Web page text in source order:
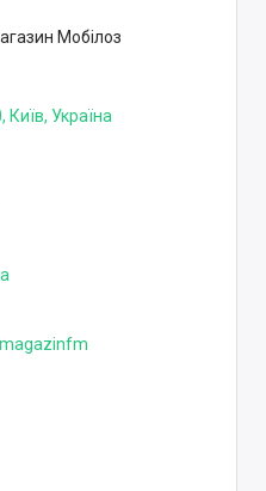
Мобілоз
Київ, Україна